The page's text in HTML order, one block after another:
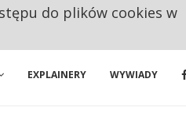
EXPLAINERY WYWIADY
do plików cookies w